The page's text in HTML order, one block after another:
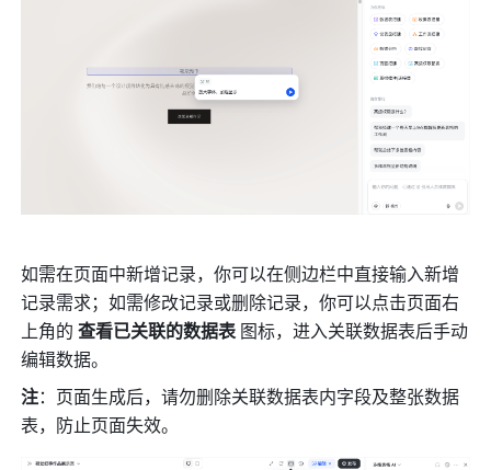
如需在页面中新增记录，你可以在侧边栏中直接输入新增
记录需求；如需修改记录或删除记录，你可以点击页面右
上角的 查看已关联的数据表 图标，进入关联数据表后手动
编辑数据。
注：页面生成后，请勿删除关联数据表内字段及整张数据
表，防止页面失效。